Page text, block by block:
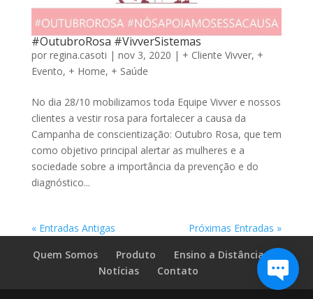
#OutubroRosa #VivverSistemas
por regina.casoti | nov 3, 2020 | + Cliente Vivver, +
Evento, + Home, + Saúde
No dia 28/10 mobilizamos toda Equipe Vivver e nossos
clientes a vestir rosa para fortalecer a causa da
Campanha de conscientização: Outubro Rosa, que tem
como objetivo principal alertar as mulheres e a
sociedade sobre a importância da prevenção e do
diagnóstico...
« Entradas Antigas
Próximas Entradas »
Quem Somos
Produto
Ensino a Distância
Notícias
Contato